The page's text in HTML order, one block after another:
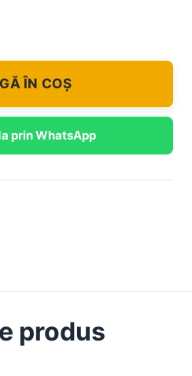
ÎN COȘ
prin WhatsApp
produs